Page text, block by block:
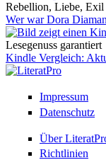
Rebellion, Liebe, Exil
Wer war Dora
Lesegenuss garantiert
Kindle Vergleich:
Impressum
Datenschutz
Über
Richtlinien